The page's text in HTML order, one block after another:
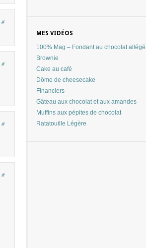
#
#
#
#
MES VIDÉOS
100% Mag – Fondant au chocolat allégé
Brownie
Cake au café
Dôme de cheesecake
Financiers
Gâteau aux chocolat et aux amandes
Muffins aux pépites de chocolat
Ratatouille Légère